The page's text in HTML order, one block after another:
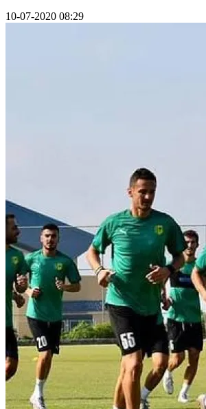
10-07-2020 08:29